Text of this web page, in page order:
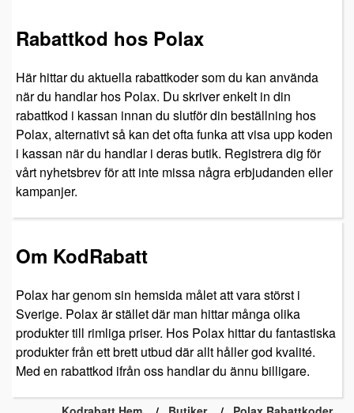
Rabattkod hos Polax
Här hittar du aktuella rabattkoder som du kan använda
när du handlar hos Polax. Du skriver enkelt in din
rabattkod i kassan innan du slutför din beställning hos
Polax, alternativt så kan det ofta funka att visa upp koden
i kassan när du handlar i deras butik. Registrera dig för
vårt nyhetsbrev för att inte missa några erbjudanden eller
kampanjer.
Om KodRabatt
Polax har genom sin hemsida målet att vara störst i
Sverige. Polax är stället där man hittar många olika
produkter till rimliga priser. Hos Polax hittar du fantastiska
produkter från ett brett utbud där allt håller god kvalité.
Med en rabattkod ifrån oss handlar du ännu billigare.